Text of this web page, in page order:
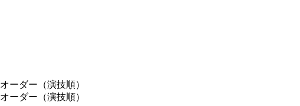
ーダー（演技順）
ーダー（演技順）